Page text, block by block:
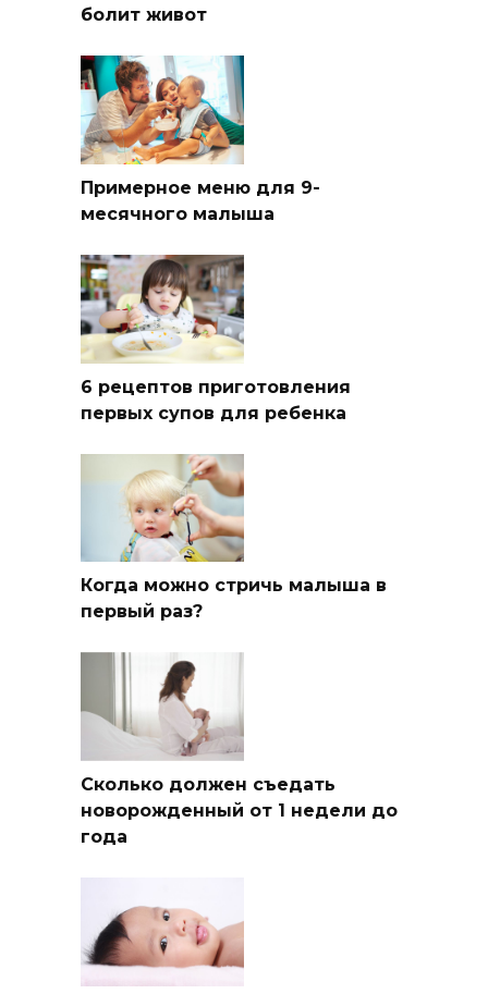
болит живот
Примерное меню для 9-
месячного малыша
6 рецептов приготовления
первых супов для ребенка
Когда можно стричь малыша в
первый раз?
Сколько должен съедать
новорожденный от 1 недели до
года